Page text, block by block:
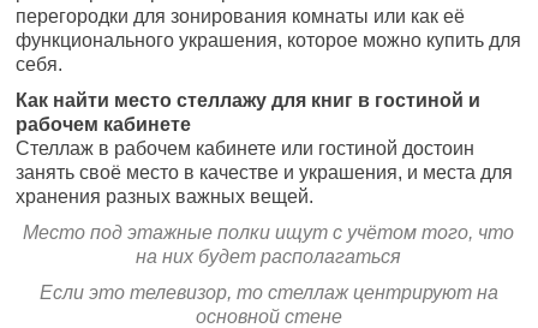
перегородки для зонирования комнаты или как её
функционального украшения, которое можно купить для
себя.
Как найти место стеллажу для книг в гостиной и
рабочем кабинете
Стеллаж в рабочем кабинете или гостиной достоин
занять своё место в качестве и украшения, и места для
хранения разных важных вещей.
Место под этажные полки ищут с учётом того, что
на них будет располагаться
Если это телевизор, то стеллаж центрируют на
основной стене